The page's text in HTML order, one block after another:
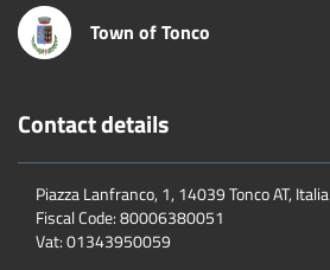
Town of Tonco
Contact details
Piazza Lanfranco, 1, 14039 Tonco AT, Italia
Fiscal Code:80006380051
Vat:01343950059